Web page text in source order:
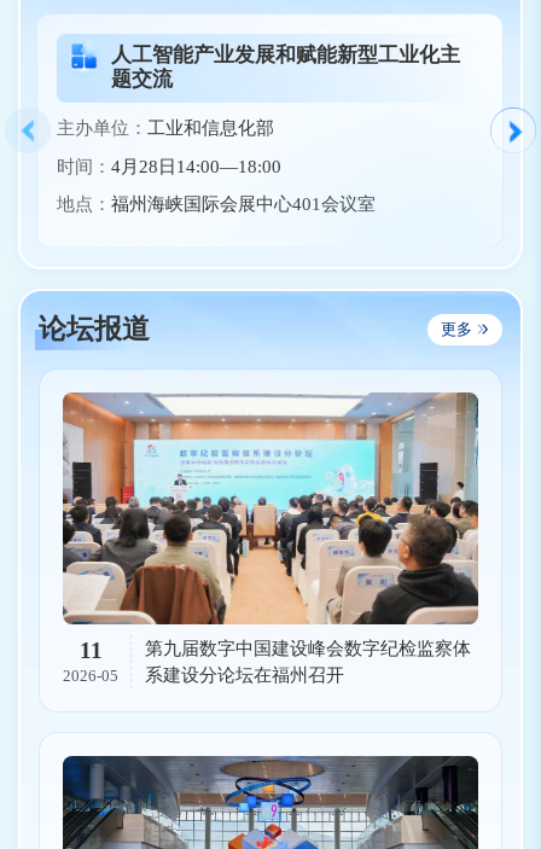
人工智能产业发展和赋能新型工业化主
题交流
主办单位： 工业和信息化部
时间： 4月28日14:00—18:00
地点： 福州海峡国际会展中心401会议室
论坛报道 更多
11
2026-05
第九届数字中国建设峰会数字纪检监察体
系建设分论坛在福州召开